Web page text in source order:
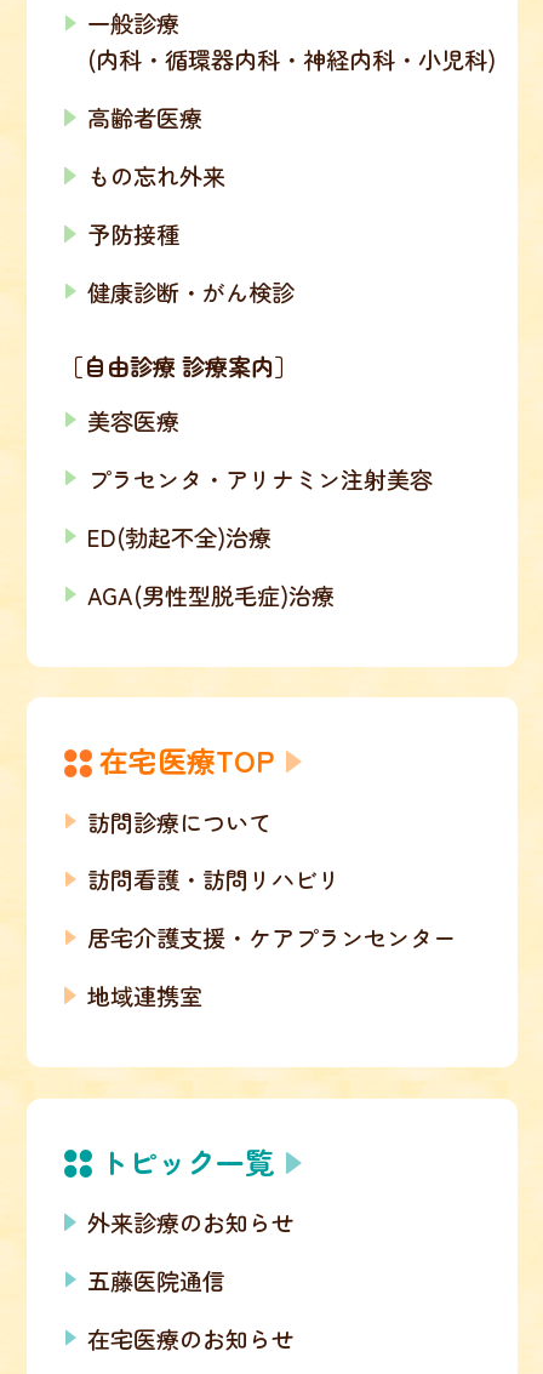
一般診療
(内科・循環器内科・神経内科・小児科)
高齢者医療
もの忘れ外来
予防接種
健康診断・がん検診
［自由診療 診療案内］
美容医療
プラセンタ・アリナミン注射美容
ED(勃起不全)治療
AGA(男性型脱毛症)治療
在宅医療TOP
訪問診療について
訪問看護・訪問リハビリ
居宅介護支援・ケアプランセンター
地域連携室
トピック一覧
外来診療のお知らせ
五藤医院通信
在宅医療のお知らせ